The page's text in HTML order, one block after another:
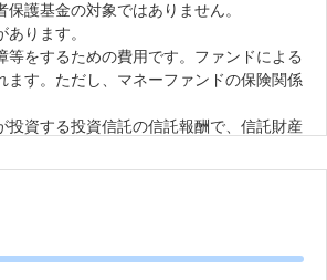
護基金の対象ではありません。
ります。
等をするための費用です。ファンドによる
す。ただし、マネーファンドの保険関係
投資する投資信託の信託報酬で、信託財産
年金額に対して所定の割合で責任準備金